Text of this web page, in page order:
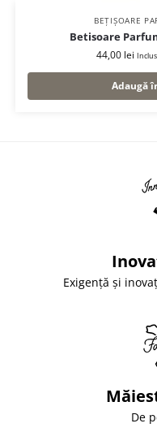
BEȚIȘOARE
Betisoare
44,00 lei
Adaugă
Exigență și
De